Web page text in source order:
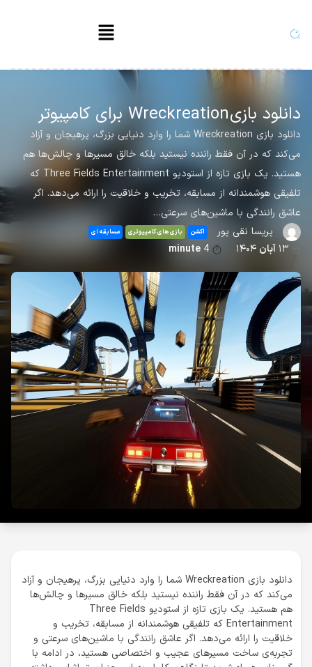
دانلود بازی Wreckreation برای کامپیوتر
دانلود بازی Wreckreation شما را وارد دنیایی بزرگ، پرهیجان و آزاد
می‌کند که در آن فقط راننده نیستید بلکه خالق مسیرها و چالش‌ها هم
هستید. یک بازی تازه از استودیو Three Fields Entertainment که
تلفیقی هوشمندانه از مسابقه، تخریب و خلاقیت را ارائه می‌دهد. اگر
عاشق رانندگی با ماشین‌های سرعتی…
پریسا نقی پور
اکشن بازی های کامپیوتری مسابقه ای
۱۳آبان ۱۴۰۴ 4
minute
دانلود بازی Wreckreation شما را وارد دنیایی بزرگ، پرهیجان و آزاد
می‌کند که در آن فقط راننده نیستید بلکه خالق مسیرها و چالش‌ها
هم هستید. یک بازی تازه از استودیو Three Fields
Entertainment که تلفیقی هوشمندانه از مسابقه، تخریب و
خلاقیت را ارائه می‌دهد. اگر عاشق رانندگی با ماشین‌های سرعتی و
تجربه‌ی ساخت مسیرهای عجیب و اختصاصی هستید، در ادامه با